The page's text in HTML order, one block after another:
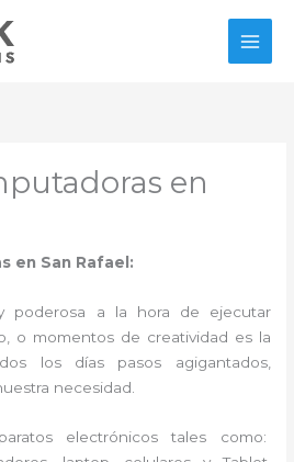
en
en San Rafael:
poderosa a la hora de ejecutar
o momentos de creatividad es la
los días pasos agigantados,
necesidad.
electrónicos tales como: